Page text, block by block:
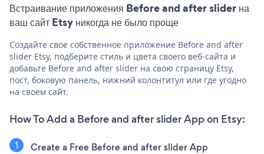
Встраивание приложения Before and after slider на
ваш сайт Etsy никогда не было проще
Создайте свое собственное приложение Before and after
slider Etsy, подберите стиль и цвета своего веб-сайта и
добавьте Before and after slider на свою страницу Etsy,
пост, боковую панель, нижний колонтитул или где угодно
на своем сайт.
How To Add a Before and after slider App on Etsy:
Create a Free Before and after slider App